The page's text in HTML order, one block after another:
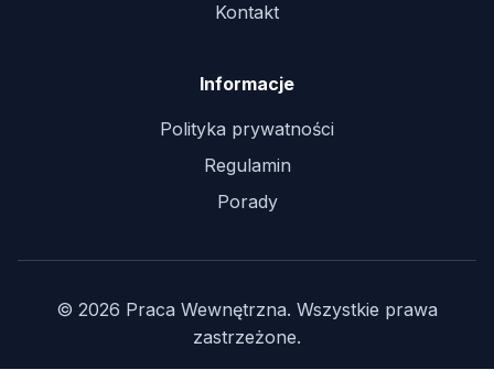
Kontakt
Informacje
Polityka prywatności
Regulamin
Porady
© 2026 Praca Wewnętrzna. Wszystkie prawa
zastrzeżone.